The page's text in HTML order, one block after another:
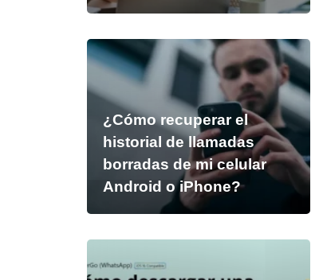
¿Cómo recuperar el
historial de llamadas
borradas de mi celular
Android o iPhone?